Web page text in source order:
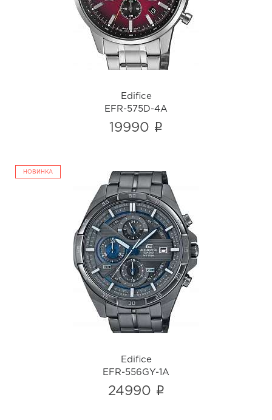
i
Edifice
EFR-575D-4A
19990 i
НОВИНКА
Edifice
EFR-556GY-1A
i
Edifice
EFR-556GY-1A
24990 i